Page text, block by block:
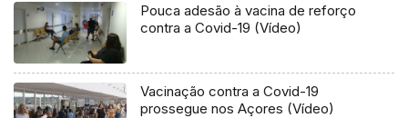
Pouca adesão à vacina de reforço
contra a Covid-19 (Vídeo)
Vacinação contra a Covid-19
prossegue nos Açores (Vídeo)